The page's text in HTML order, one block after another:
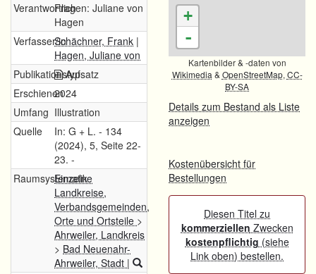
VerantwortlichFragen: Juliane von
Hagen
Verfasser/inSchächner, Frank |
Hagen, Juliane von
PublikationstypAufsatz
Erschienen2024
Umfang Illustration
Quelle
In: G + L. - 134
(2024), 5, Seite 22-
23. -
Raumsystematik
Einzelne
Landkreise,
Verbandsgemeinden,
Orte und Ortsteile >
Ahrweiler, Landkreis
> Bad Neuenahr-
Ahrweiler, Stadt |
+
-
Kartenbilder & -daten von
Wikimedia & OpenStreetMap, CC-
BY-SA
Details zum Bestand als Liste
anzeigen
Kostenübersicht für
Bestellungen
Diesen Titel zu
kommerziellen Zwecken
kostenpflichtig (siehe
Link oben) bestellen.